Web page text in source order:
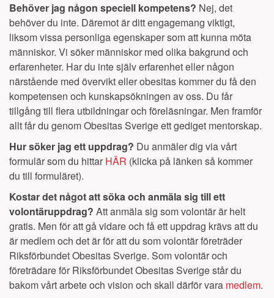
Behöver jag någon speciell kompetens? Nej, det
behöver du inte. Däremot är ditt engagemang viktigt,
liksom vissa personliga egenskaper som att kunna möta
människor. Vi söker människor med olika bakgrund och
erfarenheter. Har du inte själv erfarenhet eller någon
närstående med övervikt eller obesitas kommer du få den
kompetensen och kunskapsökningen av oss. Du får
tillgång till flera utbildningar och föreläsningar. Men framför
allt får du genom Obesitas Sverige ett gediget mentorskap.
Hur söker jag ett uppdrag? Du anmäler dig via vårt
formulär som du hittar HÄR (klicka på länken så kommer
du till formuläret).
Kostar det något att söka och anmäla sig till ett
volontäruppdrag? Att anmäla sig som volontär är helt
gratis. Men för att gå vidare och få ett uppdrag krävs att du
är medlem och det är för att du som volontär företräder
Riksförbundet Obesitas Sverige. Som volontär och
företrädare för Riksförbundet Obesitas Sverige står du
bakom vårt arbete och vision och skall därför vara medlem.